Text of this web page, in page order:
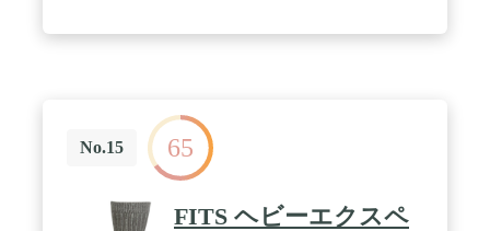
No.15 65
FITS ヘビーエクスペ